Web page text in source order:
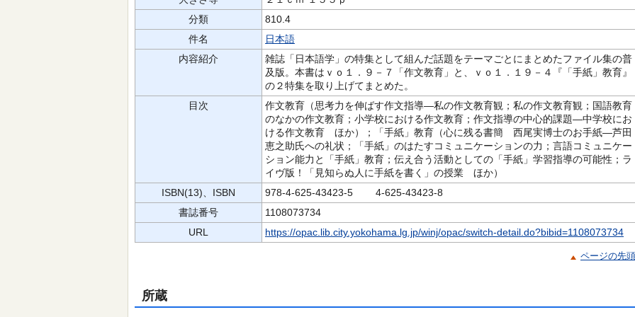
分類
810.4
件名
日本語
内容紹介
雑誌「日本語学」の特集として組んだ話題をテーマごとにまとめたファイル集の普
及版。本書はｖｏ１．９－７「作文教育」と、ｖｏ１．１９－４『「手紙」教育』
の２特集を取り上げてまとめた。
目次
作文教育（思考力を伸ばす作文指導―私の作文教育観；私の作文教育観；国語教育
のなかの作文教育；小学校における作文教育；作文指導の中心的課題―中学校にお
ける作文教育 ほか）；「手紙」教育（心に残る書簡 西尾実博士のお手紙―芦田
恵之助氏への礼状；「手紙」のはたすコミュニケーションの力；言語コミュニケー
ション能力と「手紙」教育；伝え合う活動としての「手紙」学習指導の可能性；ラ
イヴ版！「見知らぬ人に手紙を書く」の授業 ほか）
ISBN(13)、ISBN
978-4-625-43423-5 4-625-43423-8
書誌番号
1108073734
URL
https://opac.lib.city.yokohama.lg.jp/winj/opac/switch-detail.do?bibid=1108073734
ページの先
所蔵